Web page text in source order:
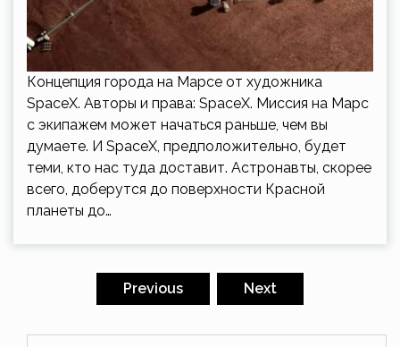
Концепция города на Марсе от художника
SpaceX. Авторы и права: SpaceX. Миссия на Марс
с экипажем может начаться раньше, чем вы
думаете. И SpaceX, предположительно, будет
теми, кто нас туда доставит. Астронавты, скорее
всего, доберутся до поверхности Красной
планеты до…
Previous Next